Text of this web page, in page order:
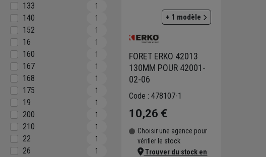
133 1
140 1
152 1
16 1
160 1
167 1
168 1
175 1
19 1
200 1
210 1
22 1
26 1
+ 1 modèle
FORET ERKO 42013
130MM POUR 42001-
02-06
Code : 478107-1
10,26 €
Choisir une agence pour
vérifier le stock
Trouver du stock en